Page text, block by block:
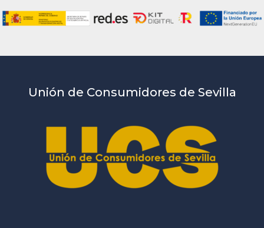
Unión de Consumidores de Sevilla